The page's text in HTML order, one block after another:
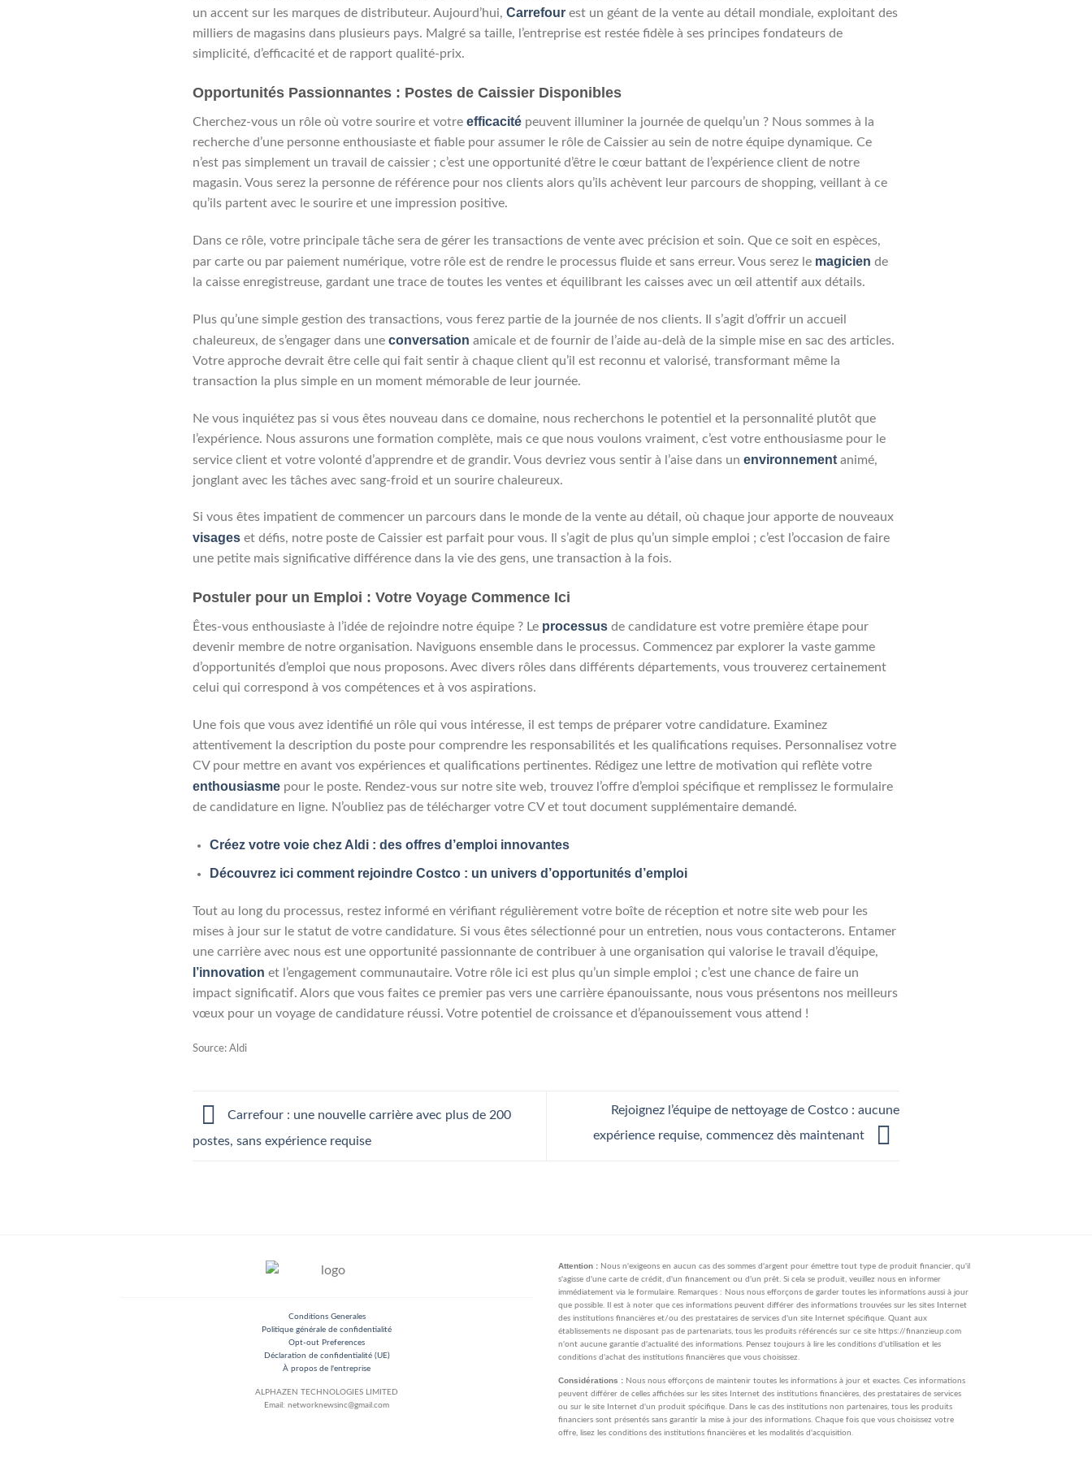
un accent sur les marques de distributeur. Aujourd’hui, Carrefour est un géant de la vente au détail mondiale, exploitant des
milliers de magasins dans plusieurs pays. Malgré sa taille, l’entreprise est restée fidèle à ses principes fondateurs de
simplicité, d’efficacité et de rapport qualité-prix.
Opportunités Passionnantes : Postes de Caissier Disponibles
Cherchez-vous un rôle où votre sourire et votre efficacité peuvent illuminer la journée de quelqu’un ? Nous sommes à la
recherche d’une personne enthousiaste et fiable pour assumer le rôle de Caissier au sein de notre équipe dynamique. Ce
n’est pas simplement un travail de caissier ; c’est une opportunité d’être le cœur battant de l’expérience client de notre
magasin. Vous serez la personne de référence pour nos clients alors qu’ils achèvent leur parcours de shopping, veillant à ce
qu’ils partent avec le sourire et une impression positive.
Dans ce rôle, votre principale tâche sera de gérer les transactions de vente avec précision et soin. Que ce soit en espèces,
par carte ou par paiement numérique, votre rôle est de rendre le processus fluide et sans erreur. Vous serez le magicien de
la caisse enregistreuse, gardant une trace de toutes les ventes et équilibrant les caisses avec un œil attentif aux détails.
Plus qu’une simple gestion des transactions, vous ferez partie de la journée de nos clients. Il s’agit d’offrir un accueil
chaleureux, de s’engager dans une conversation amicale et de fournir de l’aide au-delà de la simple mise en sac des articles.
Votre approche devrait être celle qui fait sentir à chaque client qu’il est reconnu et valorisé, transformant même la
transaction la plus simple en un moment mémorable de leur journée.
Ne vous inquiétez pas si vous êtes nouveau dans ce domaine, nous recherchons le potentiel et la personnalité plutôt que
l’expérience. Nous assurons une formation complète, mais ce que nous voulons vraiment, c’est votre enthousiasme pour le
service client et votre volonté d’apprendre et de grandir. Vous devriez vous sentir à l’aise dans un environnement animé,
jonglant avec les tâches avec sang-froid et un sourire chaleureux.
Si vous êtes impatient de commencer un parcours dans le monde de la vente au détail, où chaque jour apporte de nouveaux
visages et défis, notre poste de Caissier est parfait pour vous. Il s’agit de plus qu’un simple emploi ; c’est l’occasion de faire
une petite mais significative différence dans la vie des gens, une transaction à la fois.
Postuler pour un Emploi : Votre Voyage Commence Ici
Êtes-vous enthousiaste à l’idée de rejoindre notre équipe ? Le processus de candidature est votre première étape pour
devenir membre de notre organisation. Naviguons ensemble dans le processus. Commencez par explorer la vaste gamme
d’opportunités d’emploi que nous proposons. Avec divers rôles dans différents départements, vous trouverez certainement
celui qui correspond à vos compétences et à vos aspirations.
Une fois que vous avez identifié un rôle qui vous intéresse, il est temps de préparer votre candidature. Examinez
attentivement la description du poste pour comprendre les responsabilités et les qualifications requises. Personnalisez votre
CV pour mettre en avant vos expériences et qualifications pertinentes. Rédigez une lettre de motivation qui reflète votre
enthousiasme pour le poste. Rendez-vous sur notre site web, trouvez l’offre d’emploi spécifique et remplissez le formulaire
de candidature en ligne. N’oubliez pas de télécharger votre CV et tout document supplémentaire demandé.
Créez votre voie chez Aldi : des offres d’emploi innovantes
Découvrez ici comment rejoindre Costco : un univers d’opportunités d’emploi
Tout au long du processus, restez informé en vérifiant régulièrement votre boîte de réception et notre site web pour les
mises à jour sur le statut de votre candidature. Si vous êtes sélectionné pour un entretien, nous vous contacterons. Entamer
une carrière avec nous est une opportunité passionnante de contribuer à une organisation qui valorise le travail d’équipe,
l’innovation et l’engagement communautaire. Votre rôle ici est plus qu’un simple emploi ; c’est une chance de faire un
impact significatif. Alors que vous faites ce premier pas vers une carrière épanouissante, nous vous présentons nos meilleurs
vœux pour un voyage de candidature réussi. Votre potentiel de croissance et d’épanouissement vous attend !
Source: Aldi
Carrefour : une nouvelle carrière avec plus de 200
postes, sans expérience requise
Rejoignez l’équipe de nettoyage de Costco : aucune
expérience requise, commencez dès maintenant
Conditions Generales
Politique générale de confidentialité
Opt-out Preferences
Déclaration de confidentialité (UE)
À propos de l'entreprise
ALPHAZEN TECHNOLOGIES LIMITED
Email: networknewsinc@gmail.com
Attention : Nous n'exigeons en aucun cas des sommes d'argent pour émettre tout type de produit financier, qu'il
s'agisse d'une carte de crédit, d'un financement ou d'un prêt. Si cela se produit, veuillez nous en informer
immédiatement via le formulaire. Remarques : Nous nous efforçons de garder toutes les informations aussi à jour
que possible. Il est à noter que ces informations peuvent différer des informations trouvées sur les sites Internet
des institutions financières et/ou des prestataires de services d'un site Internet spécifique. Quant aux
établissements ne disposant pas de partenariats, tous les produits référencés sur ce site https://finanzieup.com
n'ont aucune garantie d'actualité des informations. Pensez toujours à lire les conditions d'utilisation et les
conditions d'achat des institutions financières que vous choisissez.
Considérations : Nous nous efforçons de maintenir toutes les informations à jour et exactes. Ces informations
peuvent différer de celles affichées sur les sites Internet des institutions financières, des prestataires de services
ou sur le site Internet d'un produit spécifique. Dans le cas des institutions non partenaires, tous les produits
financiers sont présentés sans garantir la mise à jour des informations. Chaque fois que vous choisissez votre
offre, lisez les conditions des institutions financières et les modalités d'acquisition.